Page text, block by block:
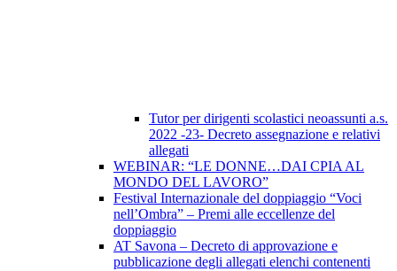
Tutor per dirigenti scolastici neoassunti a.s.
2022 -23- Decreto assegnazione e relativi
allegati
WEBINAR: “LE DONNE…DAI CPIA AL
MONDO DEL LAVORO”
Festival Internazionale del doppiaggio “Voci
nell’Ombra” – Premi alle eccellenze del
doppiaggio
AT Savona – Decreto di approvazione e
pubblicazione degli allegati elenchi contenenti